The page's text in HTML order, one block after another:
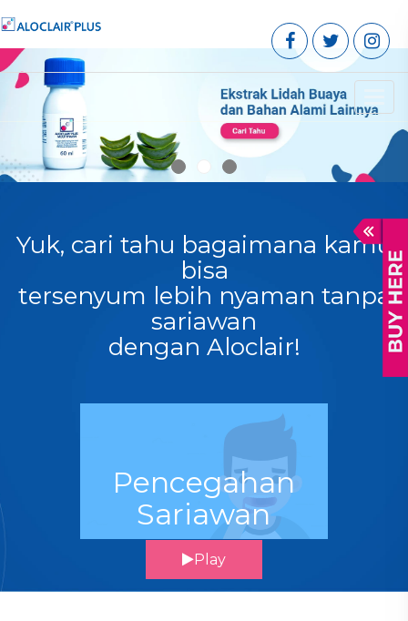
Yuk, cari tahu bagaimana kamu
bisa
tersenyum lebih nyaman tanpa
sariawan
dengan Aloclair!
Pencegahan
Sariawan
Play